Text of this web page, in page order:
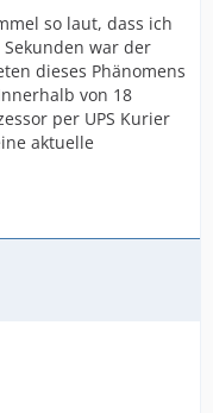
so laut, dass ich
war der
dieses Phänomens
von 18
per UPS Kurier
aktuelle